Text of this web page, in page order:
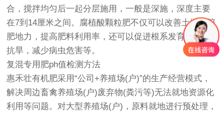
合，搅拌均匀后一起分层施用，一般是深施，深度主要
在7到14厘米之间。腐植酸颗粒肥不仅可以改善土壤，陪
肥地力，提高肥料利用率，还可以促进根系发育，保水
抗旱，减少病虫危害等。
复混专用肥ph值检测方法
惠禾壮有机肥采用“公司+养殖场(户)”的生产经营模式，
解决周边畜禽养殖场(户)废弃物(粪污等)无法就地资源化
利用等问题。对大型养殖场(户)，原料就地进行预处理，